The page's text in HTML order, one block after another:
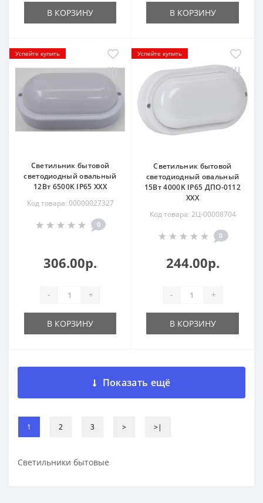
В КОРЗИНУ В КОРЗИНУ
Успейте купить
Светильник бытовой
светодиодный овальный
12Вт 6500K IP65 ХХХ
Код товара: 00000027327
0
306.00р.
- +
В КОРЗИНУ
Успейте купить
Светильник бытовой
светодиодный овальный
15Вт 4000K IP65 ДПО-0112
ХХХ
Код товара: 2Ц-00008704
0
244.00р.
- +
В КОРЗИНУ
Показать ещё
1 2 3 > >|
Светильники бытовые